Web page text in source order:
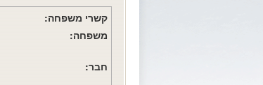
קשרי משפחה:
משפחה:
חבר: